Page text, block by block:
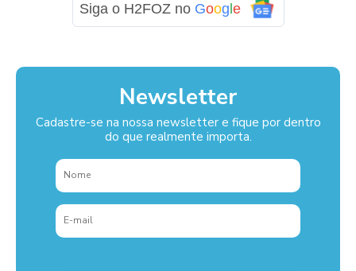
Siga o H2FOZ no Goog e
Newsletter
Cadastre-se na nossa newsletter e fique por dentro
do que realmente importa.